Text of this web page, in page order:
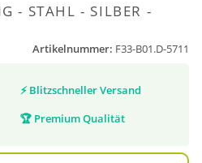
- STAHL - SILBER -
Artikelnummer: F33-B01.D-5711
⚡ Blitzschneller Versand
🏆 Premium Qualität